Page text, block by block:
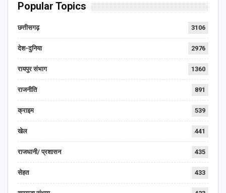
Popular Topics
छत्तीसगढ़ 3106
देश-दुनिया 2976
रायपुर संभाग 1360
राजनीति 891
क्राइम 539
खेल 441
राजधानी/ प्रशासन 435
सेहत 433